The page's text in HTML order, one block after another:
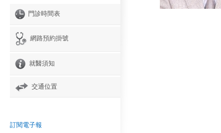
門診時間表
網路預約掛號
就醫須知
交通位置
訂閱電子報